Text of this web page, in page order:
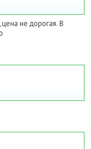
не дорогая. В